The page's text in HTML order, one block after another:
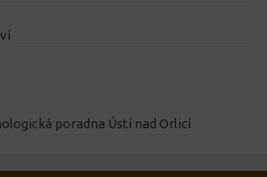
poradna Ústí nad Orlicí